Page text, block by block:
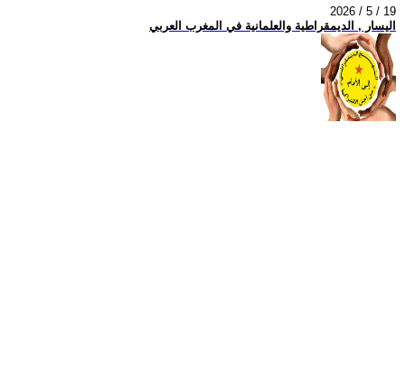
2026 / 5 / 19
اليسار , الديمقراطية والعلمانية في المغرب العربي